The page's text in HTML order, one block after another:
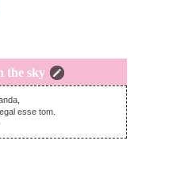
the sky
quinta-feira, julho 23, 2020
esse tom.